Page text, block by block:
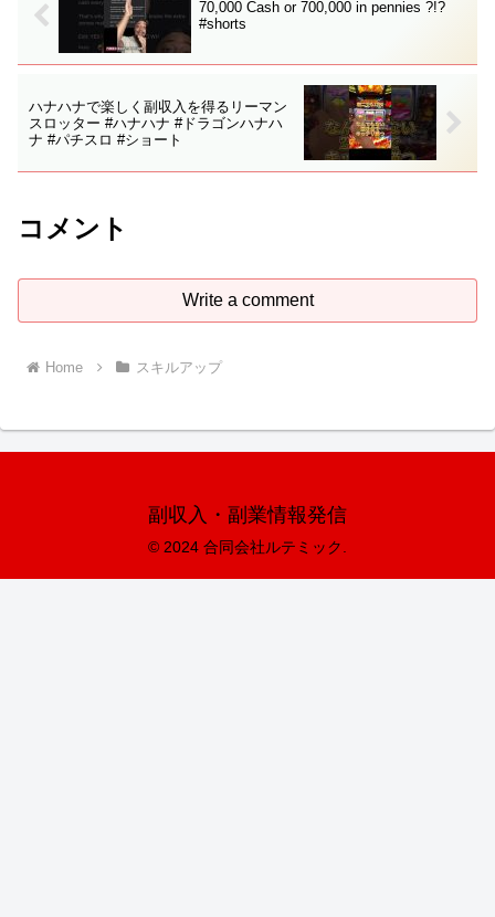
70,000 Cash or 700,000 in pennies ?!?
#shorts
ハナハナで楽しく副収入を得るリーマン
スロッター #ハナハナ #ドラゴンハナハ
ナ #パチスロ #ショート
コメント
Write a comment
Home スキルアップ
副収入・副業情報発信
© 2024 合同会社ルテミック.